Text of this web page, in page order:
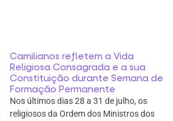
Camilianos refletem a Vida
Religiosa Consagrada e a sua
Constituição durante Semana de
Formação Permanente
Nos últimos dias 28 a 31 de julho, os
religiosos da Ordem dos Ministros dos